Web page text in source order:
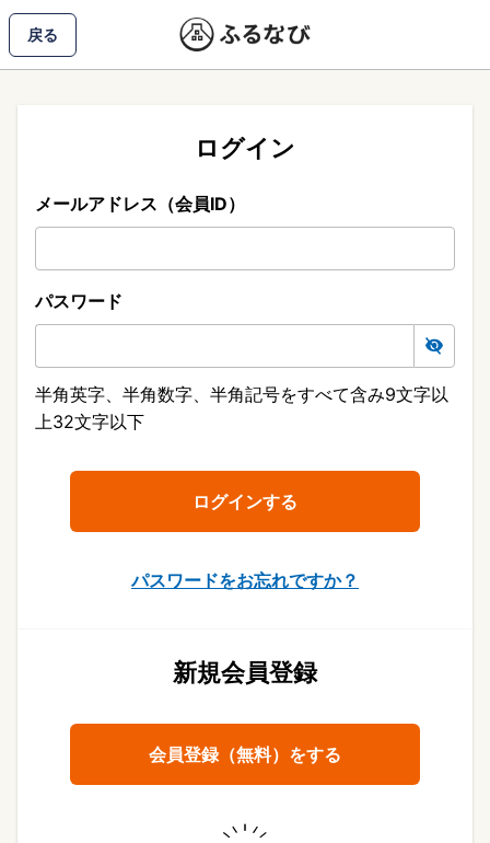
戻る
ログイン
メールアドレス（会員ID）
パスワード
半角英字、半角数字、半角記号をすべて含み9文字以
上32文字以下
パスワードをお忘れですか？
新規会員登録
会員登録（無料）をする